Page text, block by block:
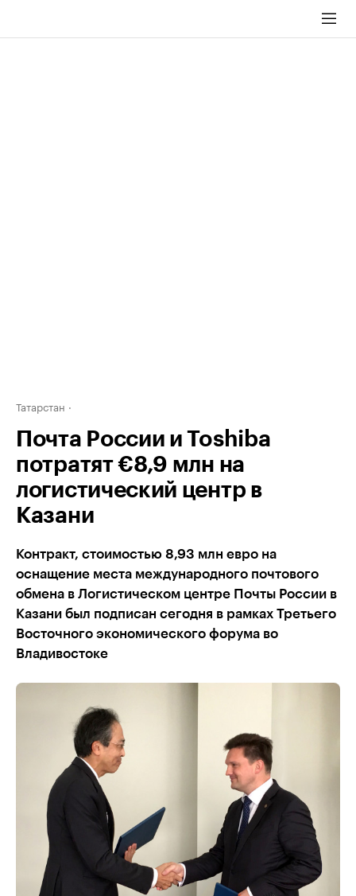
Татарстан
Почта России и Toshiba
потратят €8,9 млн на
логистический центр в
Казани
Контракт, стоимостью 8,93 млн евро на
оснащение места международного почтового
обмена в Логистическом центре Почты России в
Казани был подписан сегодня в рамках Третьего
Восточного экономического форума во
Владивостоке